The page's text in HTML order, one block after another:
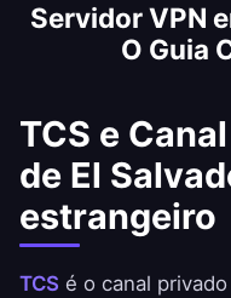
condições do seu
Servidor VPN
O Guia
TCS e
de El
estrangeiro
TCS é o canal